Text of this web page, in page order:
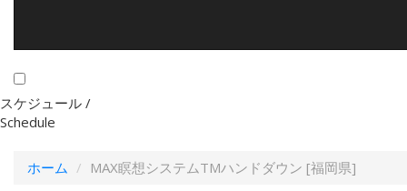
スケジュール /
Schedule
ホーム MAX瞑想システムTMハンドダウン [福岡県]